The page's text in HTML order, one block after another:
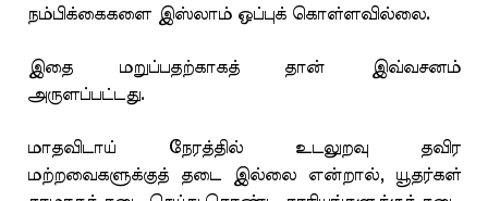
நம்பிக்கைகளை இஸ்லாம் ஒப்புக் கொள்ளவில்லை.
இதை மறுப்பதற்காகத் தான் இவ்வசனம்
அருளப்பட்டது.
மாதவிடாய் நேரத்தில் உடலுறவு தவிர
மற்றவைகளுக்குத் தடை இல்லை என்றால், யூதர்கள்